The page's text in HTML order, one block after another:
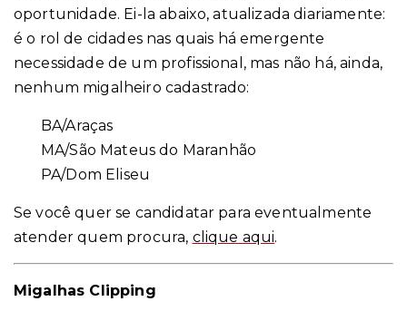
oportunidade. Ei-la abaixo, atualizada diariamente:
é o rol de cidades nas quais há emergente
necessidade de um profissional, mas não há, ainda,
nenhum migalheiro cadastrado:
BA/Araças
MA/São Mateus do Maranhão
PA/Dom Eliseu
Se você quer se candidatar para eventualmente
atender quem procura, clique aqui.
Migalhas Clipping